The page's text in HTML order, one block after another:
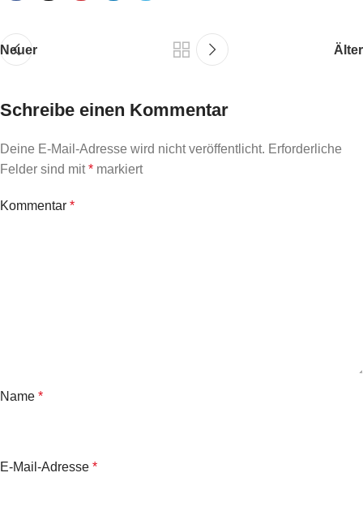
Neuer Älter
Schreibe einen Kommentar
Deine E-Mail-Adresse wird nicht veröffentlicht. Erforderliche
Felder sind mit* markiert
Kommentar *
Name *
E-Mail-Adresse *